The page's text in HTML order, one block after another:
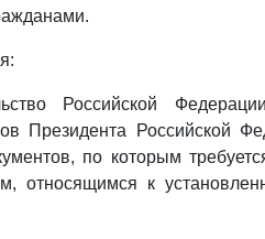
Российской
Президента Российской
по которым
относящимся к